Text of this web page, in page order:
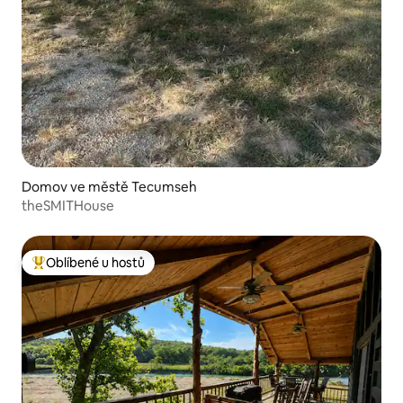
Domov ve městě Tecumseh
theSMITHouse
Nejlepší v kategorii Oblíbené u hostů
Oblíbené u hostů